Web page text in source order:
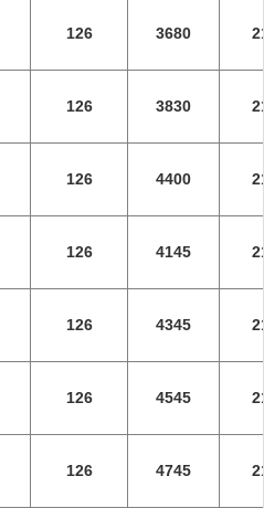
126 3680
126 3830
126 4400
126 4145
126 4345
126 4545
126 4745